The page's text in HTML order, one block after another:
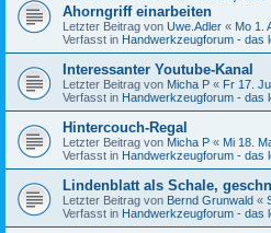
Ahorngriff einarbeiten
Letzter Beitrag von Uwe.Adler « Mo 1.
Verfasst in Handwerkzeugforum - das
Interessanter Youtube-Kanal
Letzter Beitrag von Micha P « Fr 17.
Verfasst in Handwerkzeugforum - das
Hintercouch-Regal
Letzter Beitrag von Micha P « Mi 18.
Verfasst in Handwerkzeugforum - das
Lindenblatt als Schale,
Letzter Beitrag von Bernd Grunwald «
Verfasst in Handwerkzeugforum - das